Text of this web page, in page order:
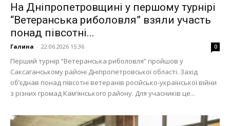
На Дніпропетровщині у першому турнірі
“Ветеранська риболовля” взяли участь
понад півсотні...
Галина - 22.06.2026 15:36 0
Перший турнір “Ветеранська риболовля” пройшов у
Саксаганському районі Дніпропетровської області. Захід
об’єднав понад півсотні ветеранів російсько-української війни
з різних громад Кам’янського району. Для учасників це...